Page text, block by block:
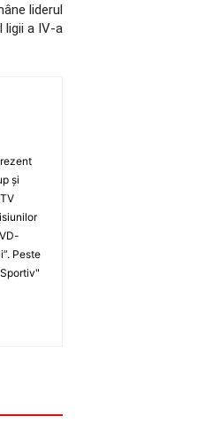
liderul
ligii a IV-a
şi
Peste